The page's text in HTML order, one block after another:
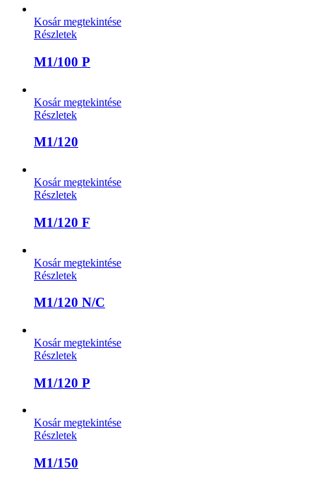
Kosár megtekintése
Részletek
M1/100 P
Kosár megtekintése
Részletek
M1/120
Kosár megtekintése
Részletek
M1/120 F
Kosár megtekintése
Részletek
M1/120 N/C
Kosár megtekintése
Részletek
M1/120 P
Kosár megtekintése
Részletek
M1/150